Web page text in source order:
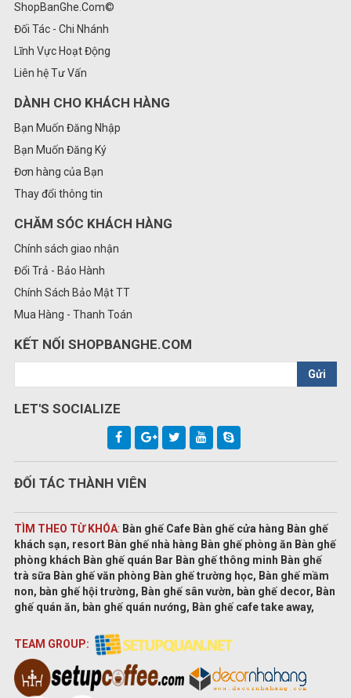
ShopBanGhe.Com©
Đối Tác - Chi Nhánh
Lĩnh Vực Hoạt Động
Liên hệ Tư Vấn
DÀNH CHO KHÁCH HÀNG
Bạn Muốn Đăng Nhập
Bạn Muốn Đăng Ký
Đơn hàng của Bạn
Thay đổi thông tin
CHĂM SÓC KHÁCH HÀNG
Chính sách giao nhận
Đổi Trả - Bảo Hành
Chính Sách Bảo Mật TT
Mua Hàng - Thanh Toán
KẾT NỐI SHOPBANGHE.COM
Gửi
LET'S SOCIALIZE
ĐỐI TÁC THÀNH VIÊN
TÌM THEO TỪ KHÓA: Bàn ghế Cafe Bàn ghế cửa hàng Bàn ghế
khách sạn, resort Bàn ghế nhà hàng Bàn ghế phòng ăn Bàn ghế
phòng khách Bàn ghế quán Bar Bàn ghế thông minh Bàn ghế
trà sữa Bàn ghế văn phòng Bàn ghế trường học, Bàn ghế mầm
non, bàn ghế hội trường, Bàn ghế sân vườn, bàn ghế decor, Bàn
ghế quán ăn, bàn ghế quán nướng, Bàn ghế cafe take away,
TEAM GROUP: